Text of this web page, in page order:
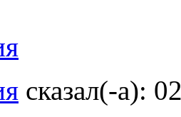
сказал(-а):